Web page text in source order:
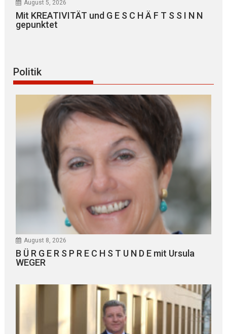
August 5, 2026
Mit KREATIVITÄT und G E S C H Ä F T S S I N N
gepunktet
Politik
August 8, 2026
B Ü R G E R S P R E C H S T U N D E mit Ursula
WEGER